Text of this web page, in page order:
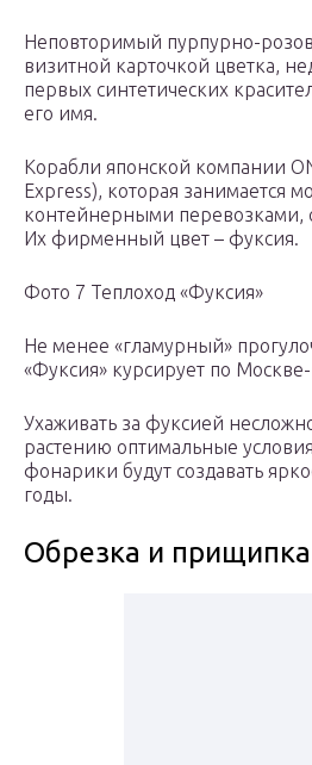
Неповторимый пурпурно-
визитной карточкой цветка,
первых синтетических
его имя.
Корабли японской компании
Express), которая занимается
контейнерными перевозками,
Их фирменный цвет – фуксия.
Фото 7 Теплоход «Фуксия»
Не менее «гламурный»
«Фуксия» курсирует по
Ухаживать за фуксией
растению оптимальные
фонарики будут создавать
годы.
Обрезка и прищипка